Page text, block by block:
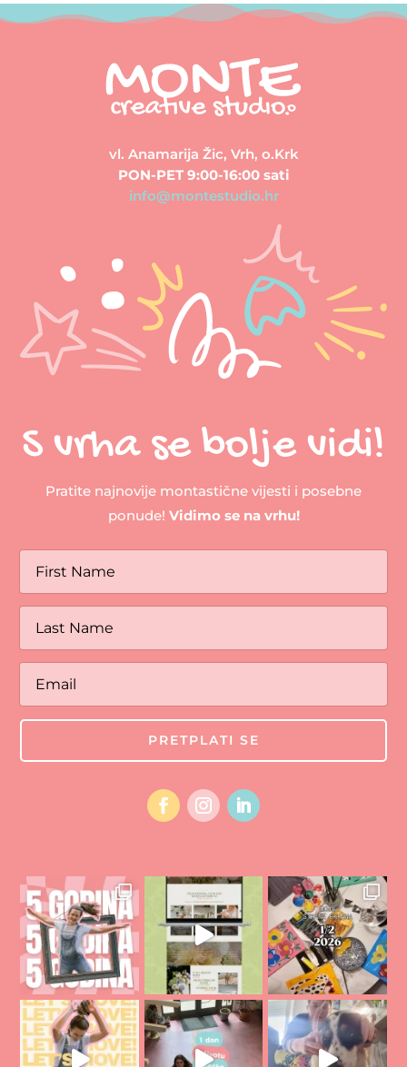
vl. Anamarija Žic, Vrh, o.Krk
PON-PET 9:00-16:00 sati
info@montestudio.hr
S vrha se bolje vidi!
Pratite najnovije montastične vijesti i posebne
ponude! Vidimo se na vrhu!
PRETPLATI SE